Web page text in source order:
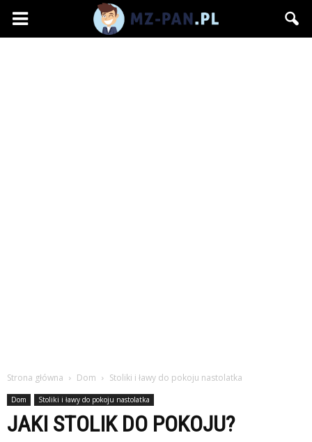
mz-
Strona główna Dom Stoliki i ławy do pokoju nastolatka
Dom Stoliki i ławy do pokoju nastolatka
JAKI STOLIK DO POKOJU?